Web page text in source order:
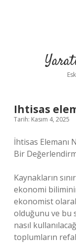
Ihtisas
Tarih: Kasım 4, 2025
İhtisas Elemanı
Bir
Kaynakların
ekonomi
ekonomist
olduğunu ve bu
nasıl
toplumların